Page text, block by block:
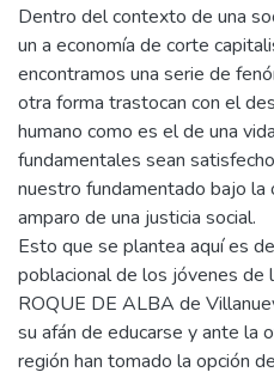
Dentro del contexto de una
un a economía de corte
encontramos una serie de
otra forma trastocan con el
humano como es el de una
fundamentales sean
nuestro fundamentado bajo
amparo de una justicia social.
Esto que se plantea aquí es
poblacional de los jóvenes de
ROQUE DE ALBA de
su afán de educarse y ante la
región han tomado la opción